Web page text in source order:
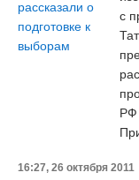
с
РФ
16:27, 26 октября 2011